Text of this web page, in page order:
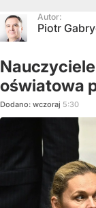
Autor:
Piotr
oświatowa
Dodano: wczoraj 5:30